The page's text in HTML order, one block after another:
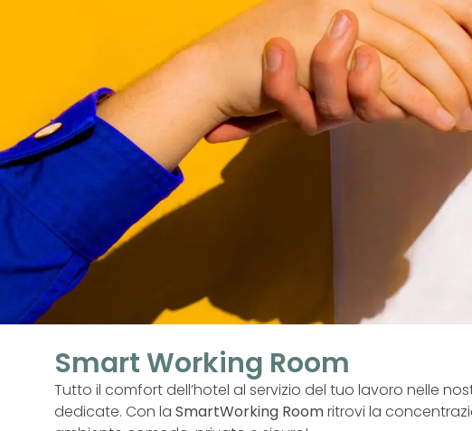
Smart Working Room
Tutto il comfort dell’hotel al servizio del tuo lavoro nelle
dedicate. Con la SmartWorking Roomritrovi la